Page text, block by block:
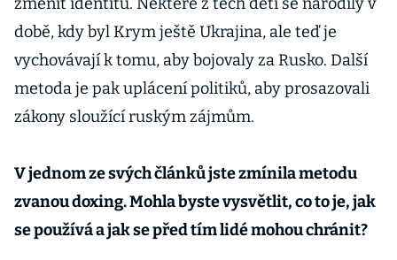
době, kdy byl Krym ještě Ukrajina, ale teď je
vychovávají k tomu, aby bojovaly za Rusko. Další
metoda je pak uplácení politiků, aby prosazovali
zákony sloužící ruským zájmům.
V jednom ze svých článků jste zmínila metodu
zvanou doxing. Mohla byste vysvětlit, co to je, jak
se používá a jak se před tím lidé mohou chránit?